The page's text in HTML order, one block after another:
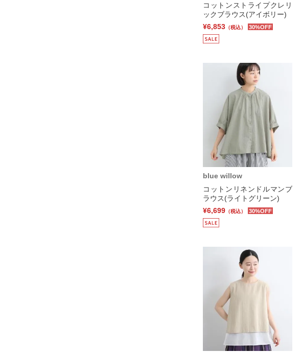
コットンストライプクレリ
ックブラウス(アイボリー)
¥6,853 （税込） 30%OFF
blue willow
コットンリネンドルマンブ
ラウス(ライトグリーン)
¥6,699 （税込） 30%OFF